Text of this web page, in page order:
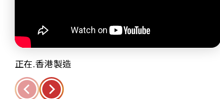
正在.香港製造